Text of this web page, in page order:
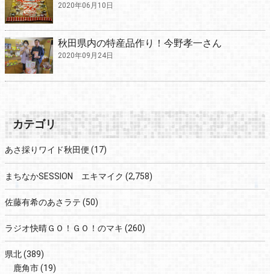
2020年06月10日
秋田県内の特産品作り！今野孝一さん
2020年09月24日
カテゴリ
あさ採りワイド秋田便 (17)
まちなかSESSION エキマイク (2,758)
佐藤有希のあさラテ (50)
ラジオ快晴ＧＯ！ＧＯ！のマキ (260)
県北(389)
鹿角市(19)